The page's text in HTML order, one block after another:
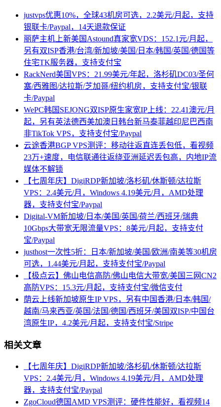
justvps优惠10%，全球43机房可选，2.2美元/月起，支持
银联卡/Paypal，14天退款保证
丽萨主机上新美国Astound真家宽VDS：152.1元/月起，
另有双ISP香港/台湾/新加坡/美国/日本/韩国/英国/德国等
住宅TK服务器，支持支付宝
RackNerd美国VPS：21.99美元/年起，洛杉矶DC03/圣何
塞/西雅图/达拉斯/芝加哥/纽约机房，支持支付宝/银联
卡/Paypal
WePC韩国SEJONG双ISP原生家宽IP上线：22.41澳元/月
起，另有英法德西美加澳日韩台新马泰菲越印尼巴西南
非TikTok VPS，支持支付宝/Paypal
云途香港BGP VPS测评：移动往返直连丢包低，看视频
23万+速度，电信联通往返绕亚洲延迟丢包高，内地IP流
媒体不解锁
【七周年庆】DigiRDP新加坡/洛杉矶/休斯顿/达拉斯
VPS：2.4美元/月，Windows 4.19美元/月，AMD处理
器，支持支付宝/Paypal
Digital-VM新加坡/日本/美国/英国/荷兰/西班牙/瑞典
10Gbps大带宽无限流量VPS：8美元/月起，支持支付
宝/Paypal
justhost一次性5折：日本/新加坡/美国/欧洲/南美等30机房
可选，1.44美元/月起，支持支付宝/Paypal
【极点云】佛山电信高防/佛山电信大带宽/美国三网CN2
高防VPS：15.3元/月起，支持支付宝/微信支付
荫云上线新加坡原生IP VPS，另有中国香港/日本/韩国/
越南/马来西亚/英国/法国/德国/西班牙/美国双ISP/中国台
湾原生IP，4.2美元/月起，支持支付宝/Stripe
相关文章
【七周年庆】DigiRDP新加坡/洛杉矶/休斯顿/达拉斯
VPS：2.4美元/月，Windows 4.19美元/月，AMD处理
器，支持支付宝/Paypal
ZgoCloud德国AMD VPS测评：硬件性能好，看视频14